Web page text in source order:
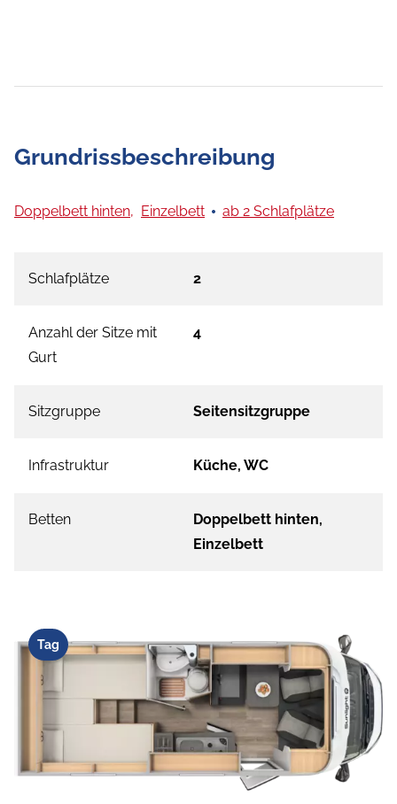
Grundrissbeschreibung
Doppelbett hinten, Einzelbett ab 2 Schlafplätze
Schlafplätze 2
Anzahl der Sitze mit
Gurt
4
Sitzgruppe Seitensitzgruppe
Infrastruktur Küche, WC
Betten
Doppelbett hinten,
Einzelbett
Tag